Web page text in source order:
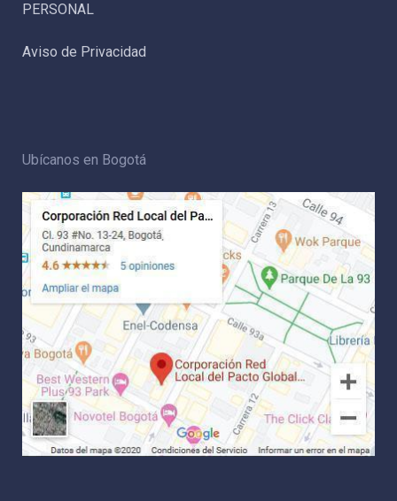
PERSONAL
Aviso de Privacidad
Ubícanos en Bogotá